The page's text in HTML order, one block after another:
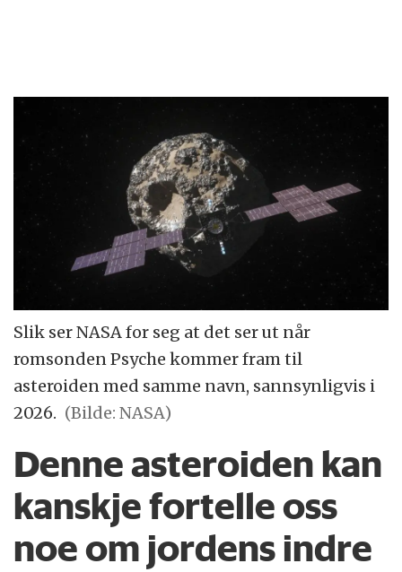
Slik ser NASA for seg at det ser ut når
romsonden Psyche kommer fram til
asteroiden med samme navn, sannsynligvis i
2026. (Bilde: NASA)
Denne asteroiden kan
kanskje fortelle oss
noe om jordens indre